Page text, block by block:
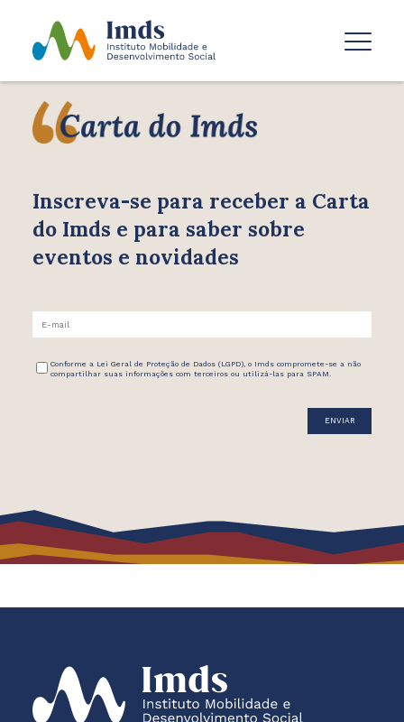
Inscreva-se para receber a Carta
do Imds e para saber sobre
eventos e novidades
Conforme a Lei Geral de Proteção de Dados (LGPD), o Imds compromete-se a não
compartilhar suas informações com terceiros ou utilizá-las para SPAM.